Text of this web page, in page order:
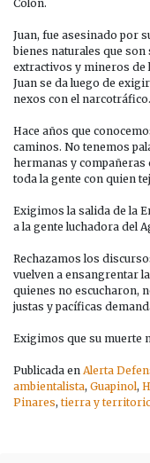
DEFENSOR
DE
LOS
BIENES
NATURALES
TOCOA,
COLÓN.
Colón.
Juan, fue asesinado por
bienes naturales que
extractivos y mineros de
Juan se da luego de
nexos con el narcotráfico.
Hace años que
caminos. No tenemos
hermanas y compañeras
toda la gente con quien
Exigimos la salida de la
a la gente luchadora del
Rechazamos los
vuelven a ensangrentar
quienes no escucharon,
justas y pacíficas
Exigimos que su muerte
Publicada en Alerta
ambientalista, Guapinol,
Pinares, tierra y